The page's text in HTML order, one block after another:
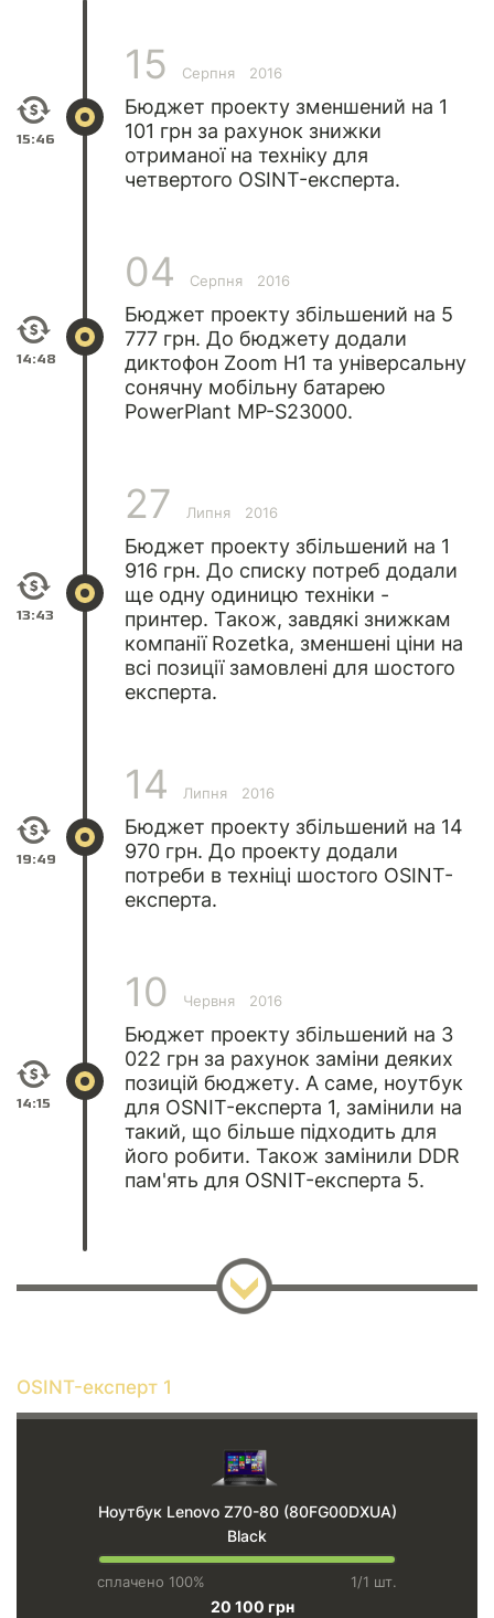
15:46
15 Серпня 2016
Бюджет проекту зменшений на 1
101 грн за рахунок знижки
отриманої на техніку для
четвертого OSINT-експерта.
14:48
04 Серпня 2016
Бюджет проекту збільшений на 5
777 грн. До бюджету додали
диктофон Zoom H1 та універсальну
сонячну мобільну батарею
PowerPlant MP-S23000.
13:43
27 Липня 2016
Бюджет проекту збільшений на 1
916 грн. До списку потреб додали
ще одну одиницю техніки -
принтер. Також, завдякі знижкам
компанії Rozetka, зменшені ціни на
всі позиції замовлені для шостого
експерта.
19:49
14 Липня 2016
Бюджет проекту збільшений на 14
970 грн. До проекту додали
потреби в техніці шостого OSINT-
експерта.
14:15
10 Червня 2016
Бюджет проекту збільшений на 3
022 грн за рахунок заміни деяких
позицій бюджету. А саме, ноутбук
для OSNIT-експерта 1, замінили на
такий, що більше підходить для
його робити. Також замінили DDR
пам'ять для OSNIT-експерта 5.
OSINT-експерт 1
Ноутбук Lenovo Z70-80 (80FG00DXUA)
Black
сплачено 100% 1/1 шт.
20 100 грн